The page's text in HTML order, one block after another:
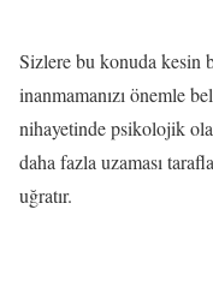
Sizlere bu konuda kesin
inanmamanızı önemle
nihayetinde psikolojik
daha fazla uzaması
uğratır.